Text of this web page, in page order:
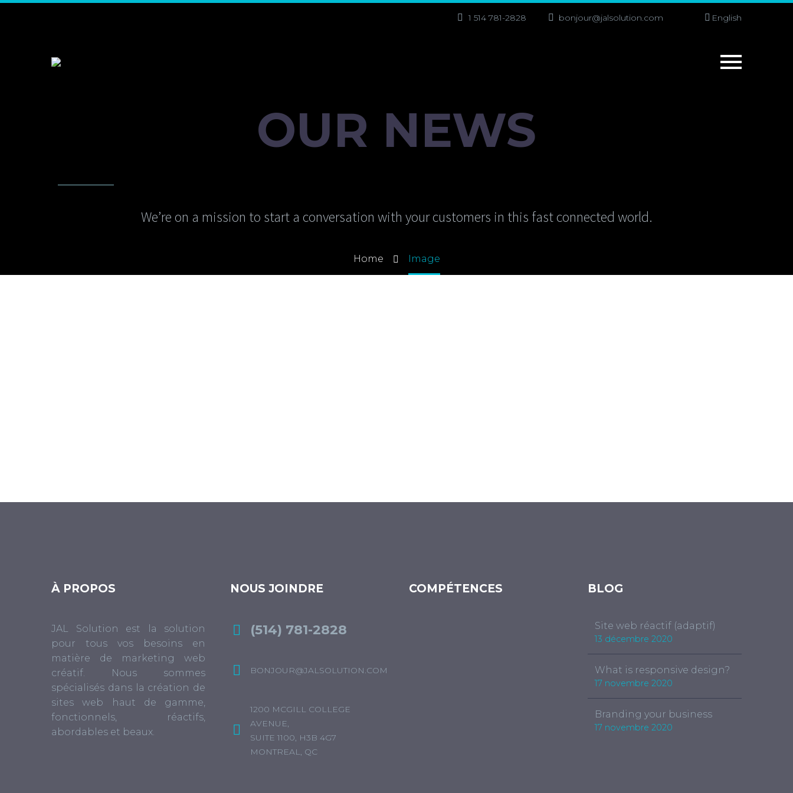
1 514 781-2828 bonjour@jalsolution.com English
OUR NEWS
We’re on a mission to start a conversation with your customers in this fast connected world.
Home Image
À PROPOS
JAL Solution est la solution
pour tous vos besoins en
matière de marketing web
créatif. Nous sommes
spécialisés dans la création de
sites web haut de gamme,
fonctionnels, réactifs,
abordables et beaux.
NOUS JOINDRE

 (514) 781-2828

 BONJOUR@JALSOLUTION.COM


1200 MCGILL COLLEGE
AVENUE,
SUITE 1100, H3B 4G7
MONTREAL, QC
COMPÉTENCES BLOG
Site web réactif (adaptif)
13 décembre 2020
What is responsive design?
17 novembre 2020
Branding your business
17 novembre 2020